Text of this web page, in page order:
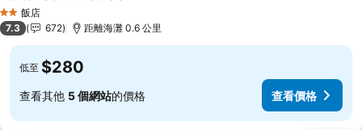
2 星級飯店
7.3 672 距離海灘 0.6 公里
低至 $280
查看其他 5 個網站的價格 查看價格